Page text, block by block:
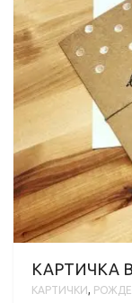
КАРТИЧКА
КАРТИЧКИ,